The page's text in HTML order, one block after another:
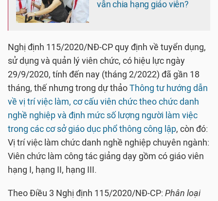
vẫn chia hạng giáo viên?
Nghị định 115/2020/NĐ-CP quy định về tuyển dụng,
sử dụng và quản lý viên chức, có hiệu lực ngày
29/9/2020, tính đến nay (tháng 2/2022) đã gần 18
tháng, thế nhưng trong dự thảoThông tư hướng dẫn
về vị trí việc làm, cơ cấu viên chức theo chức danh
nghề nghiệp và định mức số lượng người làm việc
trong các cơ sở giáo dục phổ thông công lập, còn đó:
Vị trí việc làm chức danh nghề nghiệp chuyên ngành:
Viên chức làm công tác giảng dạy gồm có giáo viên
hạng I, hạng II, hạng III.
Theo Điều 3 Nghị định 115/2020/NĐ-CP: Phân loại